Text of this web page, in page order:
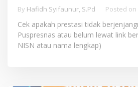
By Hafidh Syifaunur, S.Pd Posted on
Cek apakah prestasi tidak
Puspresnas atau belum lewat link
NISN atau nama lengkap)